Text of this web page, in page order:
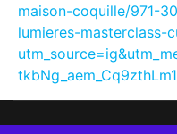
maison-coquille/971-
lumieres-masterclass-